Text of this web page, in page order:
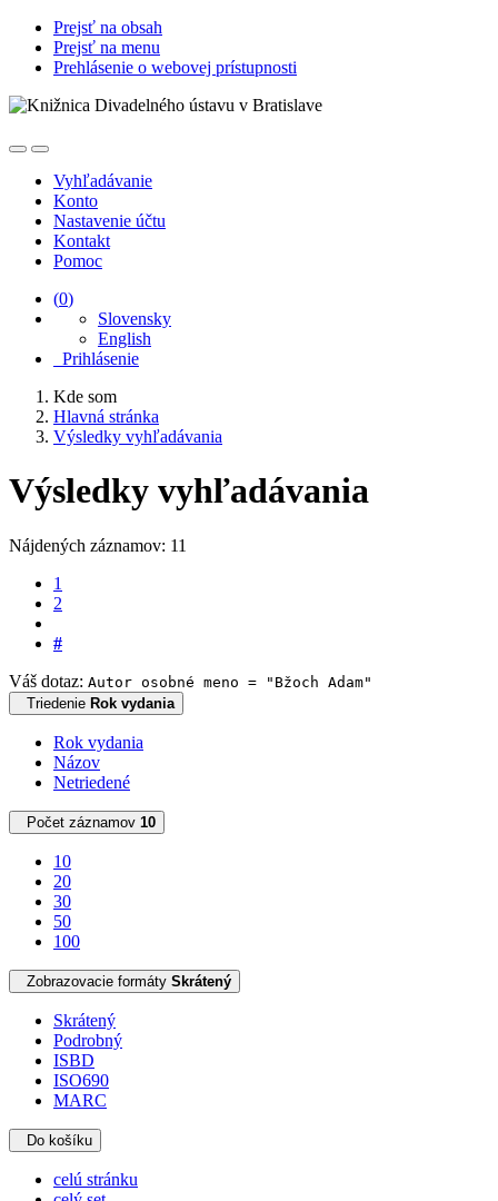
Prejsť na obsah
Prejsť na menu
Prehlásenie o webovej prístupnosti
Vyhľadávanie
Konto
Nastavenie účtu
Kontakt
Pomoc
(0)
Slovensky
English
Prihlásenie
Kde som
Hlavná stránka
Výsledky vyhľadávania
Výsledky vyhľadávania
Nájdených záznamov: 11
1
2
#
Váš dotaz: Autor osobné meno = "Bžoch Adam"
Triedenie Rok vydania
Rok vydania
Názov
Netriedené
Počet záznamov 10
10
20
30
50
100
Zobrazovacie formáty Skrátený
Skrátený
Podrobný
ISBD
ISO690
MARC
Do košíku
celú stránku